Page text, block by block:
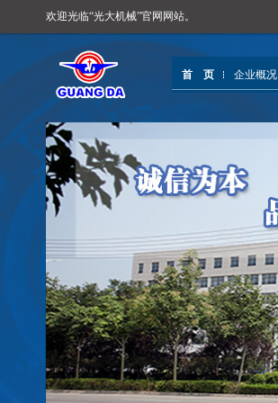
欢迎光临“光大机械”官网网站。
首 页 企业概况